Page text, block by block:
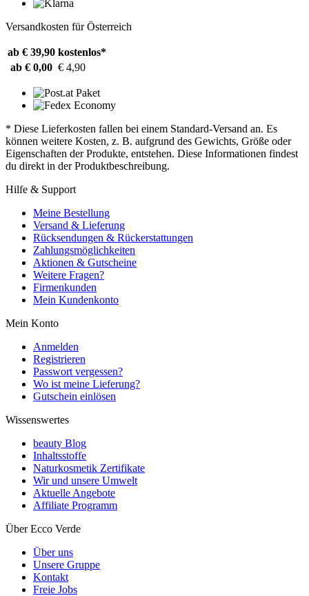
Versandkosten für Österreich
ab € 39,90 kostenlos*
ab € 0,00 € 4,90
* Diese Lieferkosten fallen bei einem Standard-Versand an. Es
können weitere Kosten, z. B. aufgrund des Gewichts, Größe oder
Eigenschaften der Produkte, entstehen. Diese Informationen findest
du direkt in der Produktbeschreibung.
Hilfe & Support
Meine Bestellung
Versand & Lieferung
Rücksendungen & Rückerstattungen
Zahlungsmöglichkeiten
Aktionen & Gutscheine
Weitere Fragen?
Firmenkunden
Mein Kundenkonto
Mein Konto
Anmelden
Registrieren
Passwort vergessen?
Wo ist meine Lieferung?
Gutschein einlösen
Wissenswertes
beauty Blog
Inhaltsstoffe
Naturkosmetik Zertifikate
Wir und unsere Umwelt
Aktuelle Angebote
Affiliate Programm
Über Ecco Verde
Über uns
Unsere Gruppe
Kontakt
Freie Jobs